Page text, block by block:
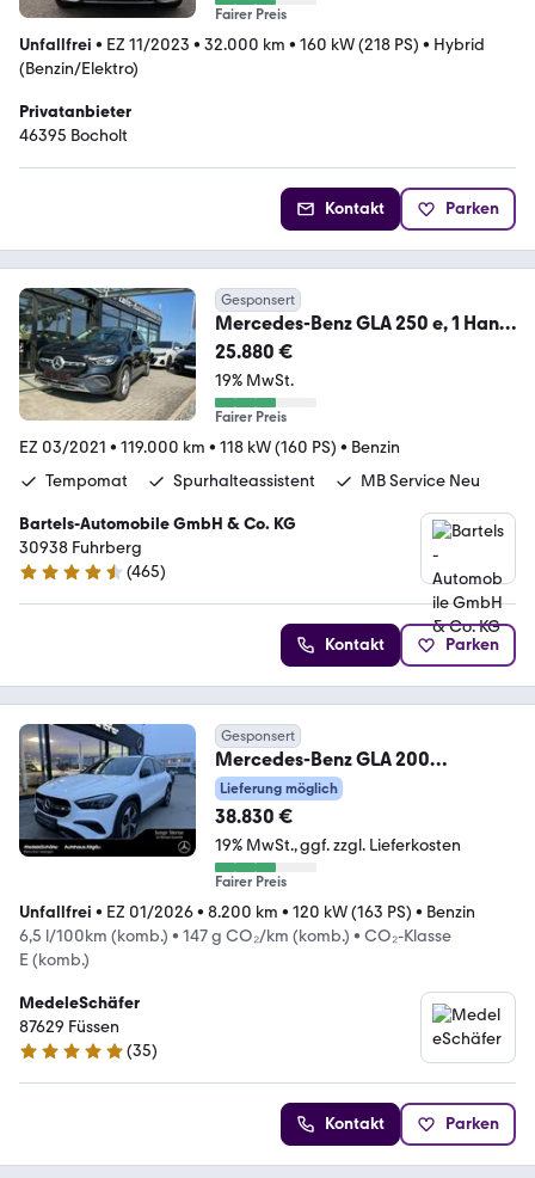
Fairer Preis
Unfallfrei • EZ 11/2023 • 32.000 km • 160 kW (218 PS) • Hybrid
(Benzin/Elektro)
Privatanbieter
46395 Bocholt
Kontakt Parken
Gesponsert
Mercedes-Benz GLA 250 e, 1 Hand,
Leder, Kamera, Widescreen
25.880 €
19% MwSt.
Fairer Preis
EZ 03/2021 • 119.000 km • 118 kW (160 PS) • Benzin
Tempomat
Spurhalteassistent MB Service Neu
Bartels-Automobile GmbH & Co. KG
30938 Fuhrberg
4.6 Sterne
(465)
Kontakt Parken
Gesponsert
Mercedes-Benz GLA 200
Progressive Night AHK Distro LED
Keyless
Lieferung möglich
38.830 €
19% MwSt. ggf. zzgl. Lieferkosten
Fairer Preis
Unfallfrei • EZ 01/2026• 8.200 km • 120 kW (163 PS) • Benzin
6,5 l/100km (komb.) • 147 g CO₂/km (komb.) • CO₂-Klasse
E (komb.)
MedeleSchäfer
87629 Füssen
4.8 Sterne
(35)
Kontakt Parken